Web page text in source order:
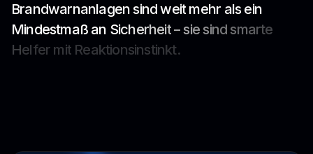
Brandwarnanlagensindweit mehr als ein
Mindestmaß an Sicherheit–sie sind smarte
Helfer mit Reaktionsinstinkt.